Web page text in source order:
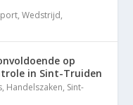
,Wedstrijd,
op
in Sint-Truiden
, Handelszaken, Sint-